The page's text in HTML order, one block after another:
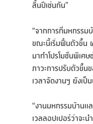
สิ้นปีเช่นกัน”
“จากการที่มหกรรม
ขณะนี้เริ่มฟื้นตัวขึ้น
มาทำโปรโมชั่นพิเศ
ภาวะการปรับตัวขึ้น
เวลาจัดงานฯ ยังเ
“งานมหกรรมบ้านแ
เวลลอปเปอร์ว่าจะ